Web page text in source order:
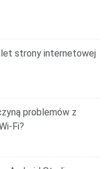
strony internetowej
problemów z
Fi?